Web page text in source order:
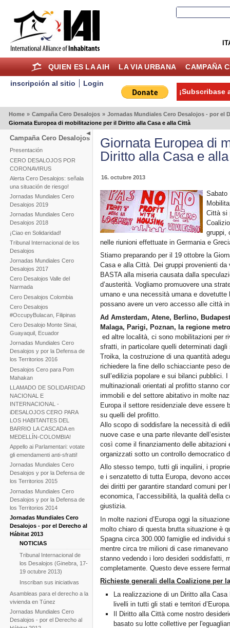
QUIEN ES LA AIH LA VIA URBANA CAMPAÑA
inscripción al sitio
Login
¡Subscribase
Home » Campaña Cero Desalojos » Jornadas Mundiales Cero Desalojos - por el
Giornata Europea di mobilitazione per il Diritto alla Casa e alla Città
Campaña Cero Desalojos
Presentación
CERO DESALOJOS POR
CORONAVIRUS
Alerta Cero Desalojos: señala
una situación de riesgo!
Jornadas Mundiales Cero
Desalojos 2019
Jornadas Mundiales Cero
Desalojos 2018
¡Ciao en Solidaridad!
Tribunal Internacional de los
Desalojos
Jornadas Mundiales Cero
Desalojos 2017
Cero Desalojos Valle del
Narmada
Cero Desalojos Colombia
Cero Desalojos
#OccupyBulacan, Filipinas
Cero Desalojo Monte Sinai,
Guayaquil, Ecuador
Jornadas Mundiales Cero
Desalojos y por la Defensa de
los Territorios 2016
Desalojos Cero para Pom
Mahakan
LLAMADO DE SOLIDARIDAD
NACIONAL E
INTERNACIONAL -
iDESALOJOS CERO PARA
LOS HABITANTES DEL
BARRIO LA CASCADA en
MEDELLÍN-COLOMBIA!
Appello ai Parlamentari: votate
gli emendamenti anti-sfratti!
Jornadas Mundiales Cero
Desalojos y por la Defensa de
los Territorios 2015
Jornadas Mundiales Cero
Desalojos y por la Defensa de
los Territorios 2014
Jornadas Mundiales Cero
Desalojos - por el Derecho al
Hábitat 2013
NOTICIAS
Tribunal Internacional de
los Desalojos (Ginebra, 17-
19 octubre 2013)
Inscriban sus iniciativas
Asambleas para el derecho a la
vivienda en Túnez
Jornadas Mundiales Cero
Desalojos - por el Derecho al
Giornata Europea di
Diritto alla Casa e
16. octubre 2013
Sabato
Città si
gruppi,
nelle riunioni effettuate in Germania e
Stiamo preparando per il 19 ottobre la
Casa e alla Città. Dei gruppi provenienti
BASTA alla miseria causata dalla
d’austerità. Vogliamo promuovere una
umano e una necessità umana e
possano avere un vero accesso alle città
Ad Amsterdam, Atene, Berlino,
Malaga, Parigi, Poznan, la regione
ed altre località, ci sono mobilitazioni per
sfratti, in particolare quelli determinati
Troika, la costruzione di una quantità
richiedere la fine dello schiacciante peso
sull’edilizia popolare e sui bilanci pubblici.
multinazionali orientati al profitto stanno
immobili e del settore abitativo in molte
Europa il settore residenziale deve essere
su quelli del profitto.
Allo scopo di soddisfare la necessità di
nuove case e una parte rilevante
così come il finanziamento delle
organizzati sotto un controllo democratico
Allo stesso tempo, tutti gli inquilini, i
e i senzatetto di tutta Europa, devono
dei diritti per garantire standard comuni
economica, l’accessibilità, la qualità della
giustizia.
In molte nazioni d’Europa oggi la
molto chiaro di questa brutta situazione è
Spagna circa 300.000 famiglie ed
mentre circa tre milioni di case
stanno vedendo i loro desideri soddisfatti,
completamente. Questo deve essere
Richieste generali della Coalizione per
La realizzazione di un Diritto alla
livelli in tutti gli stati e territori
Il Diritto alla Città come nostro
basato su lotte collettive per